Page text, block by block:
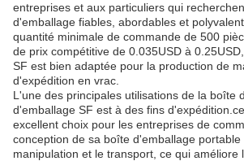
entreprises et aux particuliers qui
d'emballage fiables, abordables et
quantité minimale de commande de 500
de prix compétitive de 0.035USD à
SF est bien adaptée pour la production de
d'expédition en vrac.
L'une des principales utilisations de la boîte
d'emballage SF est à des fins
excellent choix pour les entreprises de
conception de sa boîte d'emballage portable
manipulation et le transport, ce qui améliore